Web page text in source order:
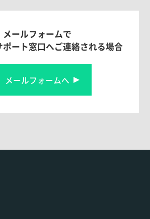
メールフォームで
ポート窓口へご連絡される場合
メールフォームへ